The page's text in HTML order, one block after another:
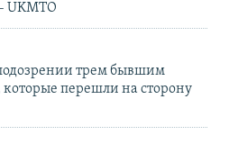
UKMTO
трем бывшим
перешли на сторону